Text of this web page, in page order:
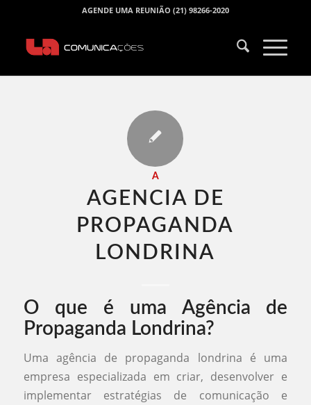
AGENDE UMA REUNIÃO (21) 98266-2020
A
AGENCIA DE
PROPAGANDA
LONDRINA​
O que é uma Agência de
Propaganda Londrina?
Uma agência de propaganda londrina é uma
empresa especializada em criar, desenvolver e
implementar estratégias de comunicação e